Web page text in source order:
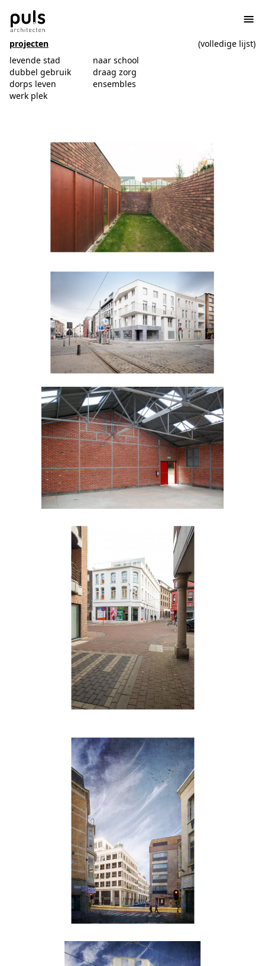
projecten
(volledige lijst)
levende stad
dubbel gebruik
dorps leven
werk plek
naar school
draag zorg
ensembles
Kerkdreef
De Coninckplein
De Hoge Rielen
Hasselt
Citycenter